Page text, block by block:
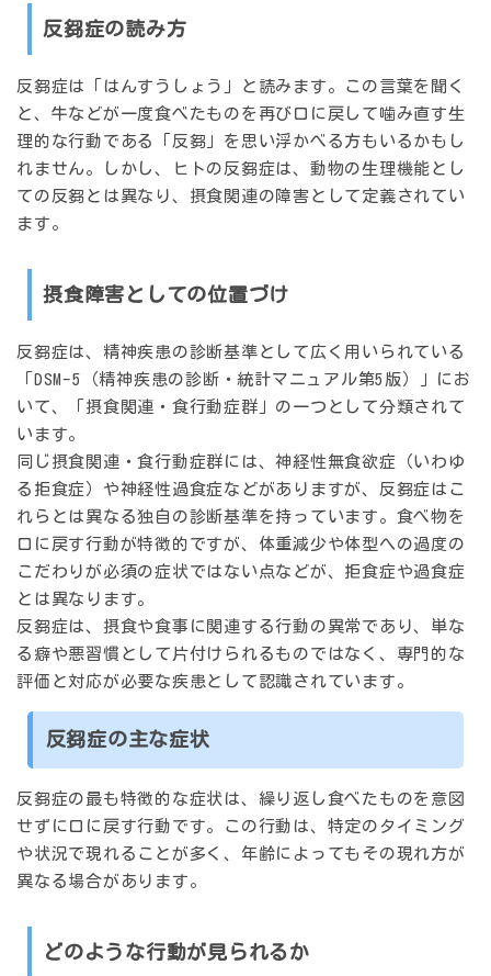
反芻症の読み方
反芻症は「 はんすうしょう
」と読みます。この言葉を聞く
と、牛などが一度食べたものを再び口に戻して噛み直す生
理的な行動である「反芻」を思い浮かべる方もいるかもし
れません。しかし、ヒトの反芻症は、動物の生理機能とし
ての反芻とは異なり、 摂食関連の障害 として定義されてい
ます。
摂食障害としての位置づけ
反芻症は、精神疾患の診断基準として広く用いられている
DSM-5（精神疾患の診断・統計マニュアル第5版）
」にお
いて、「 摂食関連・食行動症群 」の一つとして分類されて
います。
同じ摂食関連・食行動症群には、神経性無食欲症（いわゆ
る拒食症）や神経性過食症などがありますが、反芻症はこ
れらとは異なる独自の診断基準を持っています。食べ物を
口に戻す行動が特徴的ですが、体重減少や体型への過度の
こだわりが必須の症状ではない点などが、拒食症や過食症
とは異なります。
反芻症は、摂食や食事に関連する行動の異常であり、単な
る癖や悪習慣として片付けられるものではなく、 専門的な
評価と対応が必要な疾患 として認識されています。
反芻症の主な症状
反芻症の最も特徴的な症状は、 繰り返し食べたものを意図
せずに口に戻す行動 です。この行動は、特定のタイミング
や状況で現れることが多く、年齢によってもその現れ方が
異なる場合があります。
どのような行動が見られるか